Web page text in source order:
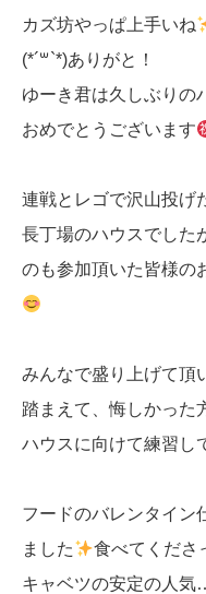
カズ坊やっぱ上手いね
(*´꒳`*)ありがと！
ゆーき君は久しぶりの
おめでとうございます
連戦とレゴで沢山投げ
長丁場のハウスでした
のも参加頂いた皆様の
みんなで盛り上げて頂
踏まえて、悔しかった
ハウスに向けて練習し
フードのバレンタイン
ました
食べてくださ
キャベツの安定の人